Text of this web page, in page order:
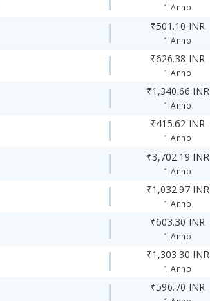
1 Anno
₹501.10 INR
1 Anno
₹626.38 INR
1 Anno
₹1,340.66 INR
1 Anno
₹415.62 INR
1 Anno
₹3,702.19 INR
1 Anno
₹1,032.97 INR
1 Anno
₹603.30 INR
1 Anno
₹1,303.30 INR
1 Anno
₹596.70 INR